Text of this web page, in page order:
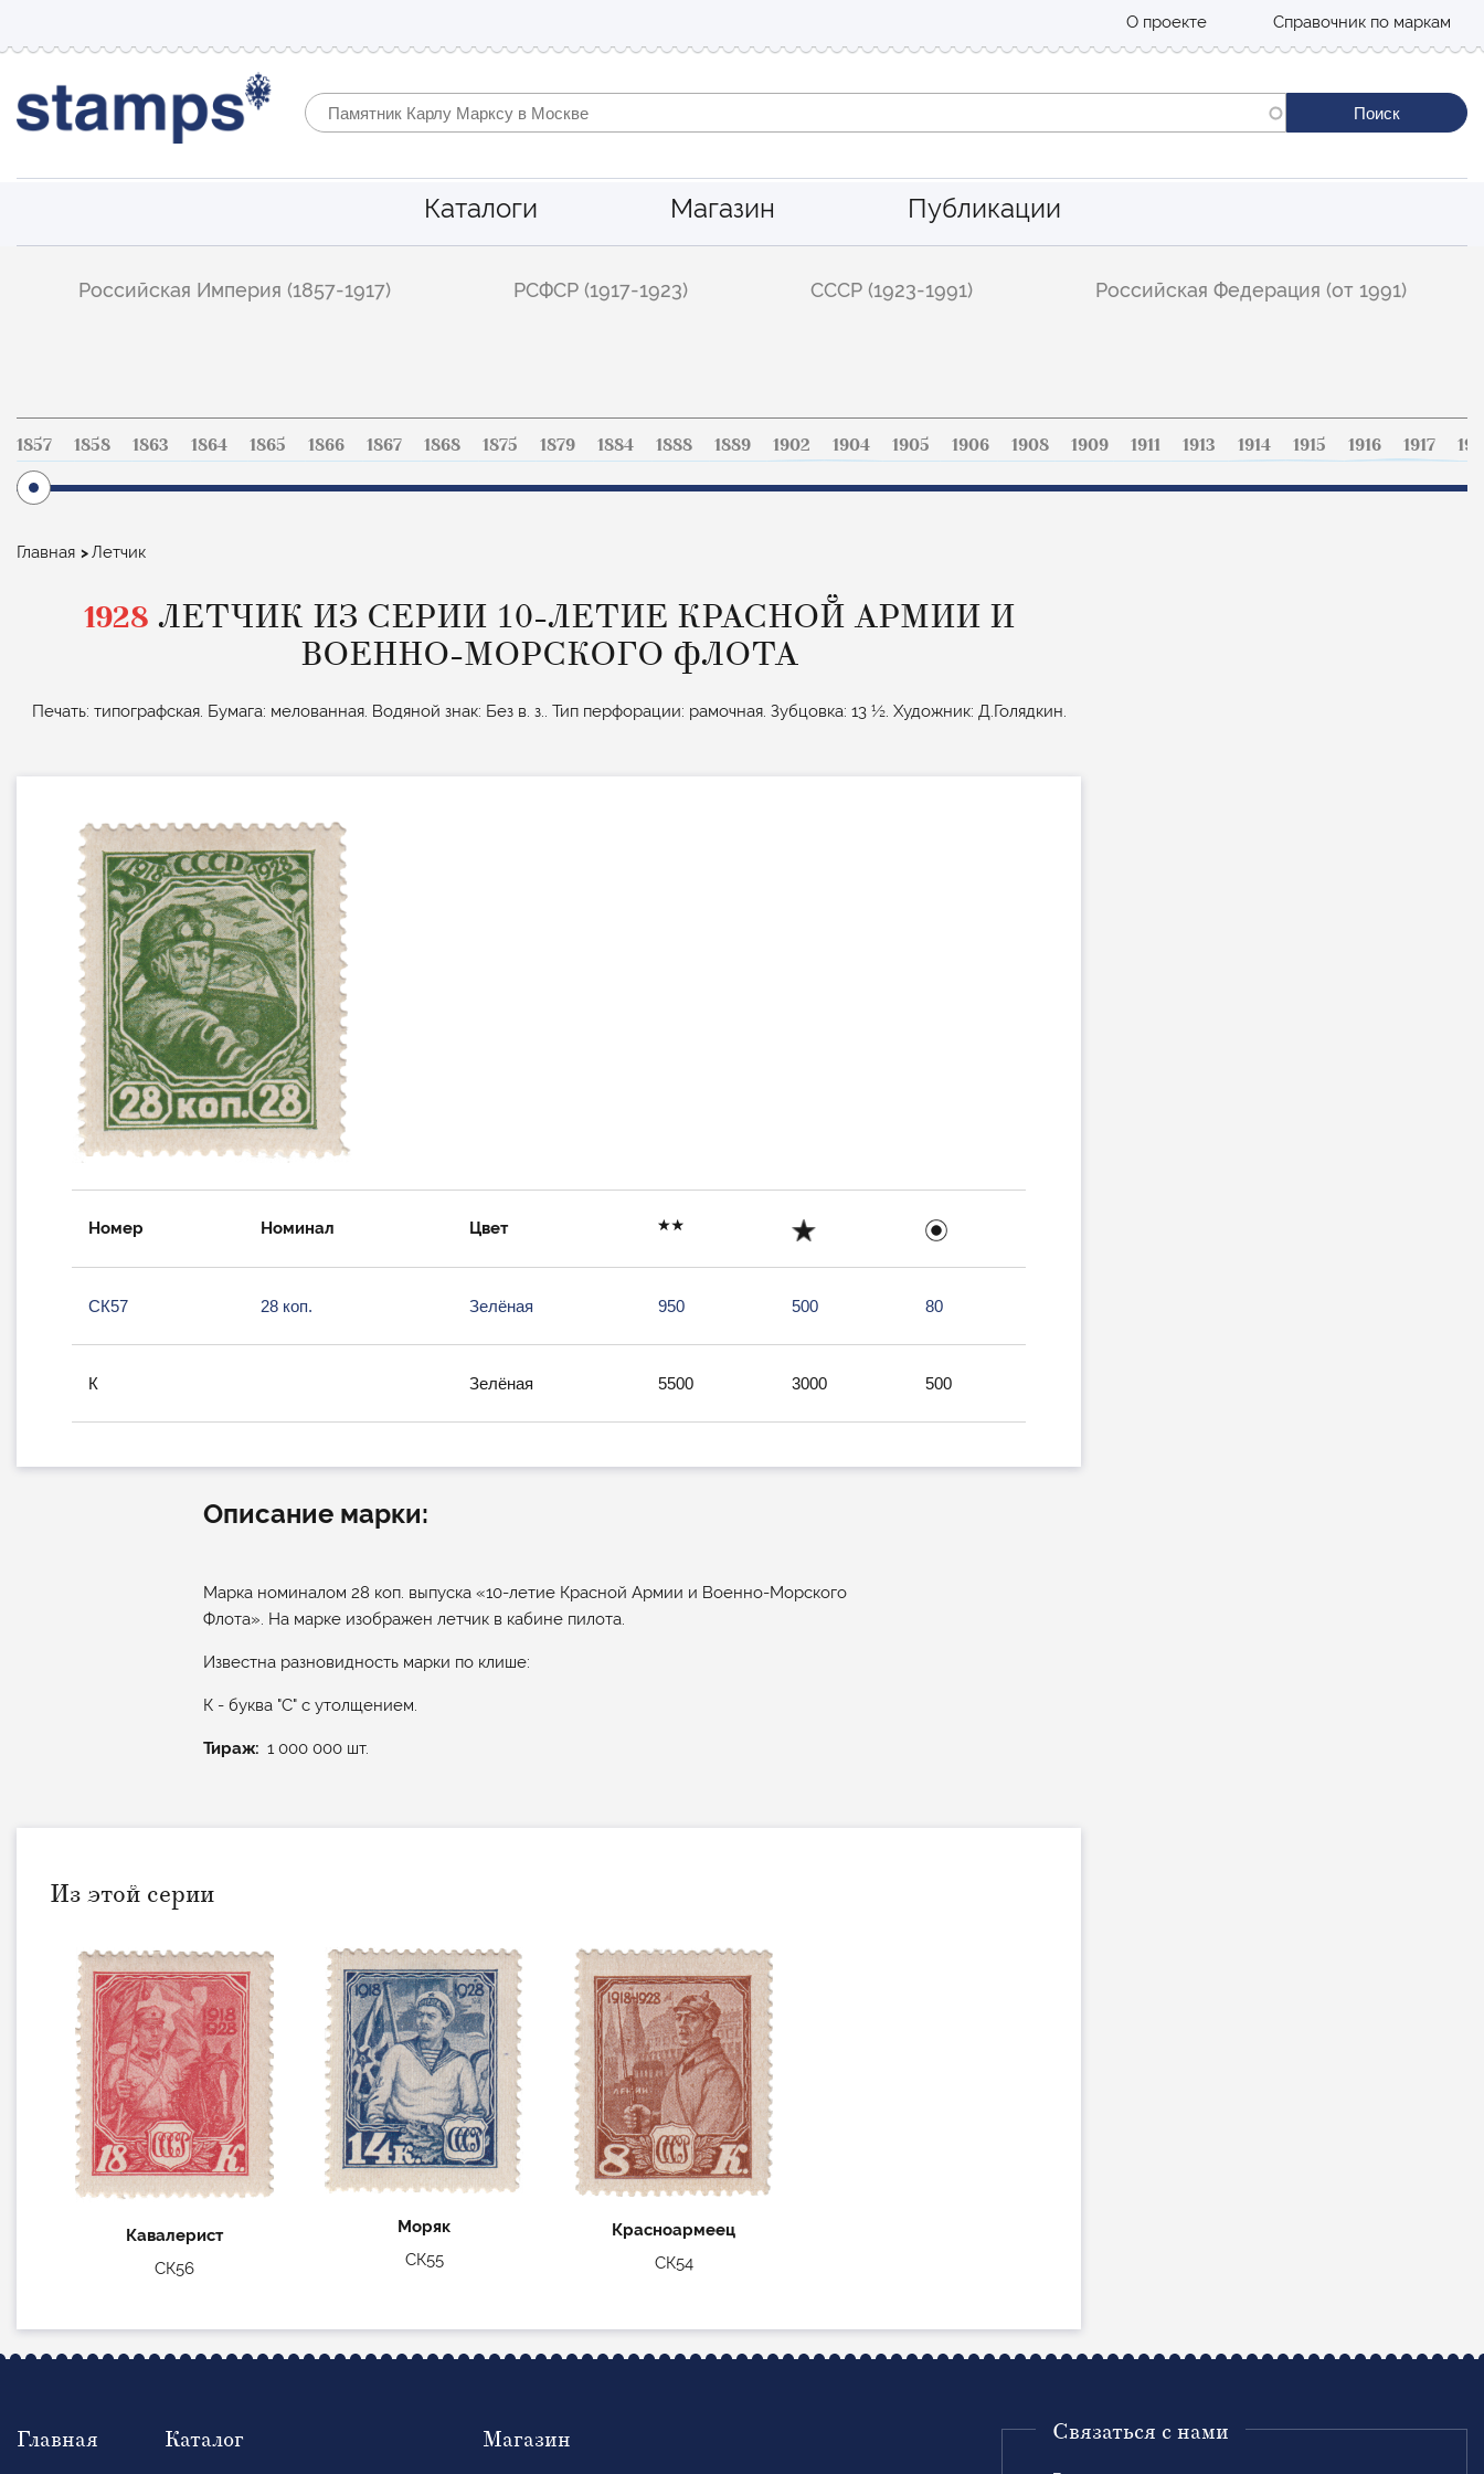
О проекте Справочник по маркам
Каталоги Магазин Публикации
Российская Империя (1857-1917) РСФСР (1917-1923) СССР (1923-1991) Российская Федерация (от 1991)
1857 1858 1863 1864 1865 1866 1867 1868 1875 1879 1884 1888 1889 1902 1904 1905 1906 1908 1909 1911 1913 1914 1915 1916 1917
Строка
Главная Летчик
1928 ЛЕТЧИК ИЗ СЕРИИ 10-ЛЕТИЕ КРАСНОЙ АРМИИ И
ВОЕННО-МОРСКОГО ФЛОТА
Печать: типографская. Бумага: мелованная. Водяной знак: Без в. з.. Тип перфорации: рамочная. Зубцовка: 13 ½. Художник: Д.Голядкин.
Номер Номинал Цвет
СК57 28 коп. Зелёная 950 500 80
К Зелёная 5500 3000 500
Описание марки:
Марка номиналом 28 коп. выпуска «10-летие Красной Армии и Военно-Морского
Флота». На марке изображен летчик в кабине пилота.
Известна разновидность марки по клише:
К - буква "С" с утолщением.
Тираж 1 000 000 шт.
Из этой серии
Кавалерист
СК56
Моряк
СК55
Красноармеец
СК54
Главная Каталог Магазин Связаться с нами